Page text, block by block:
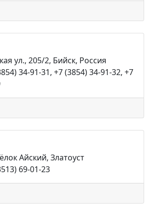
ул., 205/2, Бийск, Россия
34-91-31, +7 (3854) 34-91-32, +7
Айский, Златоуст
69-01-23